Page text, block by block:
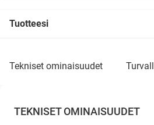
Tuotteesi
tekniset ominaisuudet
TEKNISET OMINAISUUDET